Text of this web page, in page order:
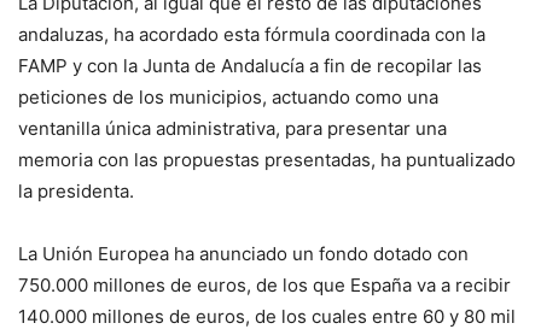
andaluzas, ha acordado esta fórmula coordinada con la
FAMP y con la Junta de Andalucía a fin de recopilar las
peticiones de los municipios, actuando como una
ventanilla única administrativa, para presentar una
memoria con las propuestas presentadas, ha puntualizado
la presidenta.
La Unión Europea ha anunciado un fondo dotado con
750.000 millones de euros, de los que España va a recibir
140.000 millones de euros, de los cuales entre 60 y 80 mil